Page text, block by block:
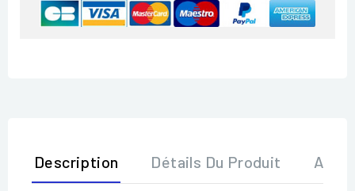
Description Détails Du Produit Avis